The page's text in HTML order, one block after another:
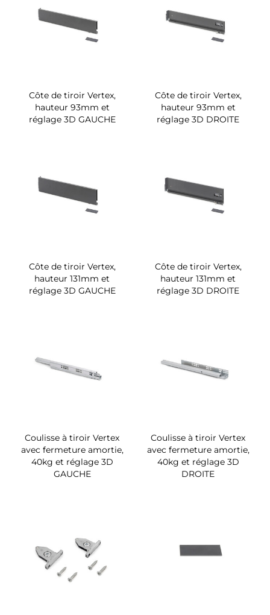
Côte de tiroir Vertex,
hauteur 93mm et
réglage 3D GAUCHE
Côte de tiroir Vertex,
hauteur 93mm et
réglage 3D DROITE
Côte de tiroir Vertex,
hauteur 131mm et
réglage 3D GAUCHE
Côte de tiroir Vertex,
hauteur 131mm et
réglage 3D DROITE
Coulisse à tiroir Vertex
avec fermeture amortie,
40kg et réglage 3D
GAUCHE
Coulisse à tiroir Vertex
avec fermeture amortie,
40kg et réglage 3D
DROITE